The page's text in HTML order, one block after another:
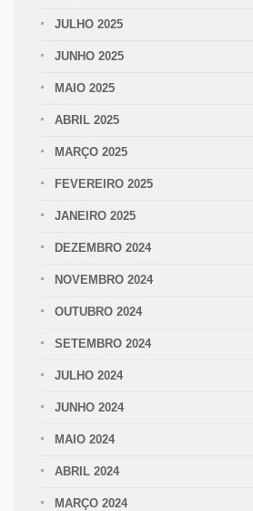
JULHO 2025
JUNHO 2025
MAIO 2025
ABRIL 2025
MARÇO 2025
FEVEREIRO 2025
JANEIRO 2025
DEZEMBRO 2024
NOVEMBRO 2024
OUTUBRO 2024
SETEMBRO 2024
JULHO 2024
JUNHO 2024
MAIO 2024
ABRIL 2024
MARÇO 2024